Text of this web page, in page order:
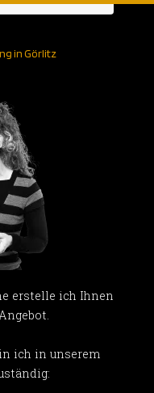
in Görlitz
erstelle ich Ihnen
ich in unserem